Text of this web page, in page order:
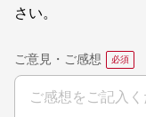
さい。
ご意見・ご感想